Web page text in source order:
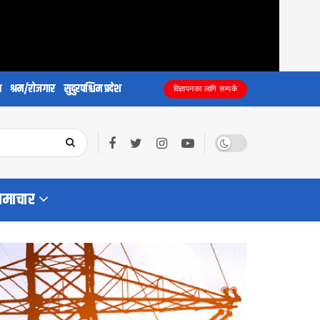
श्रम/रोजगार सुदुरपश्चिम प्रदेश विज्ञापनका लागि सम्पर्क